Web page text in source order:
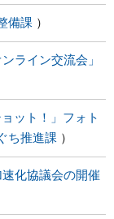
備課
ライン交流会」
ット！」フォト
ち推進課
化協議会の開催